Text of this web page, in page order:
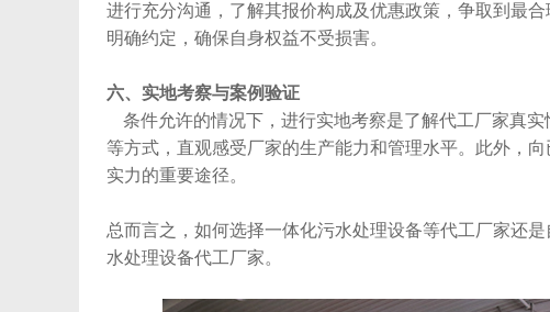
进行充分沟通，了解其报价构成及优惠政策，争取到最
明确约定，确保自身权益不受损害。
六、实地考察与案例验证
条件允许的情况下，进行实地考察是了解代工厂家真
等方式，直观感受厂家的生产能力和管理水平。此外，
实力的重要途径。
总而言之，如何选择一体化污水处理设备等代工厂家还
水处理设备代工厂家。